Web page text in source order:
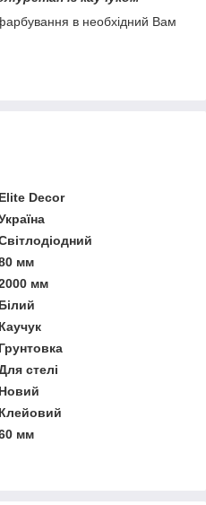
в необхідний Вам
Elite Decor
мм
мм
Білий
Каучук
Грунтовка
стелі
Новий
Клейовий
мм